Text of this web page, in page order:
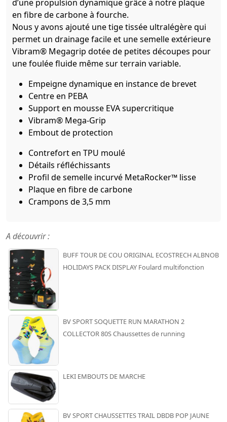
d’une propulsion dynamique grâce à notre plaque
en fibre de carbone à fourche.
Nous y avons ajouté une tige tissée ultralégère qui
permet un drainage facile et une semelle extérieure
Vibram® Megagrip dotée de petites découpes pour
une foulée fluide même sur terrain variable.
Empeigne dynamique en instance de brevet
Centre en PEBA
Support en mousse EVA supercritique
Vibram® Mega-Grip
Embout de protection
Contrefort en TPU moulé
Détails réfléchissants
Profil de semelle incurvé MetaRocker™ lisse
Plaque en fibre de carbone
Crampons de 3,5 mm
A découvrir :
BUFF TOUR DE COU ORIGINAL ECOSTRECH ALBNOB
HOLIDAYS PACK DISPLAY Foulard multifonction
BV SPORT SOQUETTE RUN MARATHON 2
COLLECTOR 80S Chaussettes de running
LEKI EMBOUTS DE MARCHE
BV SPORT CHAUSSETTES TRAIL DBDB POP JAUNE